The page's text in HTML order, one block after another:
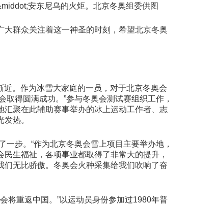
安东尼乌的火炬。北京冬奥组委供图
群众关注着这一神圣的时刻，希望北京冬奥
近。作为冰雪大家庭的一员，对于北京冬奥会
得圆满成功。”参与冬奥会测试赛组织工作，
聚在此辅助赛事举办的冰上运动工作者、志
热。
步。“作为北京冬奥会雪上项目主要举办地，
生福祉，各项事业都取得了非常大的提升，
无比骄傲。冬奥会火种采集给我们吹响了奋
将重返中国。”以运动员身份参加过1980年普